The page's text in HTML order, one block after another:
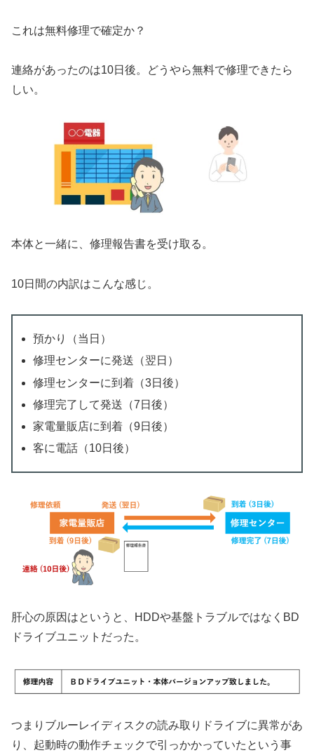
これは無料修理で確定か？
連絡があったのは10日後。どうやら無料で修理できたら
しい。
本体と一緒に、修理報告書を受け取る。
10日間の内訳はこんな感じ。
預かり（当日）
修理センターに発送（翌日）
修理センターに到着（3日後）
修理完了して発送（7日後）
家電量販店に到着（9日後）
客に電話（10日後）
肝心の原因はというと、HDDや基盤トラブルではなくBD
ドライブユニットだった。
つまりブルーレイディスクの読み取りドライブに異常があ
り、起動時の動作チェックで引っかかっていたという事